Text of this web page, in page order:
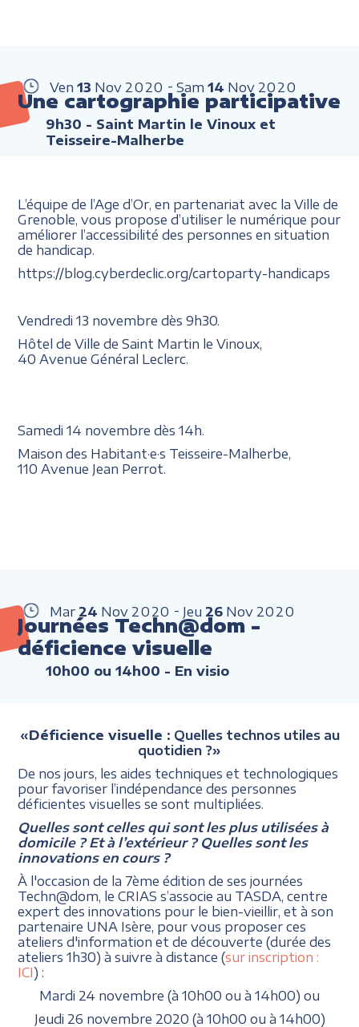
Ven 13 Nov 2020 Sam 14 Nov 2020
Une cartographie participative
9h30 - Saint Martin le Vinoux et
Teisseire-Malherbe
L’équipe de l’Age d’Or, en partenariat avec la Ville de
Grenoble, vous propose d’utiliser le numérique pour
améliorer l’accessibilité des personnes en situation
de handicap.
https://blog.cyberdeclic.org/cartoparty-handicaps
Vendredi 13 novembre dès 9h30.
Hôtel de Ville de Saint Martin le Vinoux,
40 Avenue Général Leclerc.
Samedi 14 novembre dès 14h.
Maison des Habitant·e·s Teisseire-Malherbe,
110 Avenue Jean Perrot.
Mar 24 Nov 2020 Jeu 26 Nov 2020
Journées Techn@dom -
déficience visuelle
10h00 ou 14h00 - En visio
«Déficience visuelle : Quelles technos utiles au
quotidien ?»
De nos jours, les aides techniques et technologiques
pour favoriser l’indépendance des personnes
déficientes visuelles se sont multipliées.
Quelles sont celles qui sont les plus utilisées à
domicile ? Et à l’extérieur ? Quelles sont les
innovations en cours ?
À l'occasion de la 7ème édition de ses journées
Techn@dom, le CRIAS s’associe au TASDA, centre
expert des innovations pour le bien-vieillir, et à son
partenaire UNA Isère, pour vous proposer ces
ateliers d'information et de découverte (durée des
ateliers 1h30) à suivre à distance (sur inscription :
ICI) :
Mardi 24 novembre (à 10h00 ou à 14h00) ou
Jeudi 26 novembre 2020 (à 10h00 ou à 14h00)